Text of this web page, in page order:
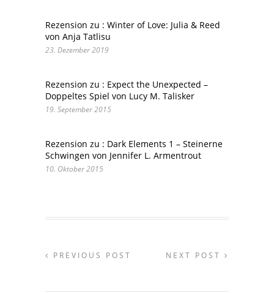
Rezension zu : Winter of Love: Julia & Reed
von Anja Tatlisu
23. Dezember 2019
Rezension zu : Expect the Unexpected –
Doppeltes Spiel von Lucy M. Talisker
19. September 2015
Rezension zu : Dark Elements 1 – Steinerne
Schwingen von Jennifer L. Armentrout
10. Oktober 2015
PREVIOUS POST NEXT POST